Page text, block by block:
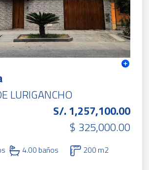
LURIGANCHO
S/. 1,257,100.00
$ 325,000.00
4.00 baños
200 m2